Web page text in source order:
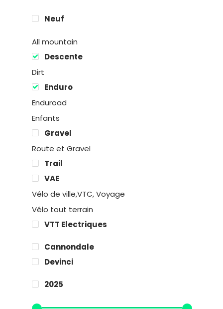
Neuf
All mountain
Descente
Dirt
Enduro
Enduroad
Enfants
Gravel
Route et Gravel
Trail
VAE
Vélo de ville,VTC, Voyage
Vélo tout terrain
VTT Electriques
Cannondale
Devinci
2025